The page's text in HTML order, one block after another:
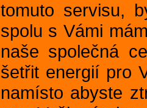
tomuto servisu,
spolu s Vámi
naše společná
šetřit energií pro
namísto abyste